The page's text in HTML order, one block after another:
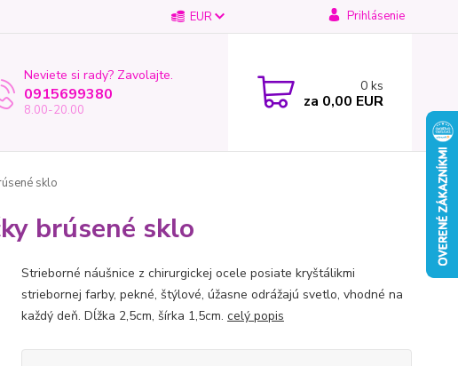
EUR Prihlásenie
Neviete si rady? Zavolajte.
0915699380
8.00-20.00
0 ks
za 0,00 EUR
sklo
brúsené sklo
Strieborné náušnice z chirurgickej ocele posiate kryštálikmi
striebornej farby, pekné, štýlové, úžasne odrážajú svetlo, vhodné na
každý deň. Dĺžka 2,5cm, šírka 1,5cm. celý popis